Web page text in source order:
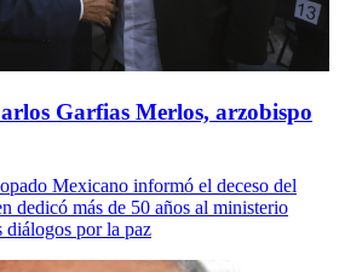
Garfias Merlos, arzobispo
Mexicano informó el deceso del
dedicó más de 50 años al ministerio
diálogos por la paz